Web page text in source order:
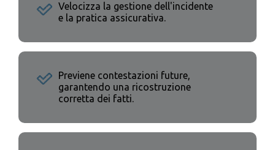
Velocizza la gestione dell'incidente
e la pratica assicurativa.
Previene contestazioni future,
garantendo una ricostruzione
corretta dei fatti.